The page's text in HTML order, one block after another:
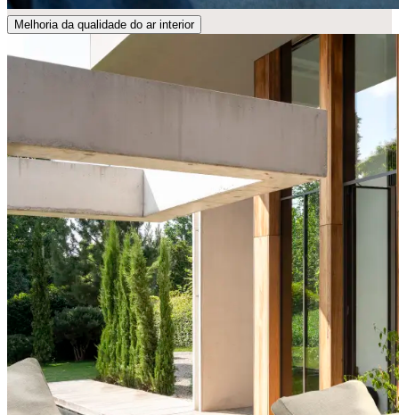
Melhoria da qualidade do ar interior